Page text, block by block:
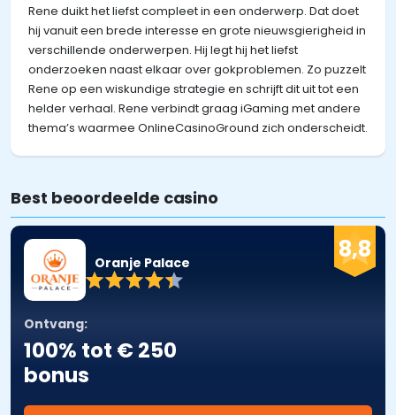
Rene duikt het liefst compleet in een onderwerp. Dat doet
hij vanuit een brede interesse en grote nieuwsgierigheid in
verschillende onderwerpen. Hij legt hij het liefst
onderzoeken naast elkaar over gokproblemen. Zo puzzelt
Rene op een wiskundige strategie en schrijft dit uit tot een
helder verhaal. Rene verbindt graag iGaming met andere
thema’s waarmee OnlineCasinoGround zich onderscheidt.
Best beoordeelde casino
8,8
Oranje Palace
Ontvang:
100% tot € 250
bonus